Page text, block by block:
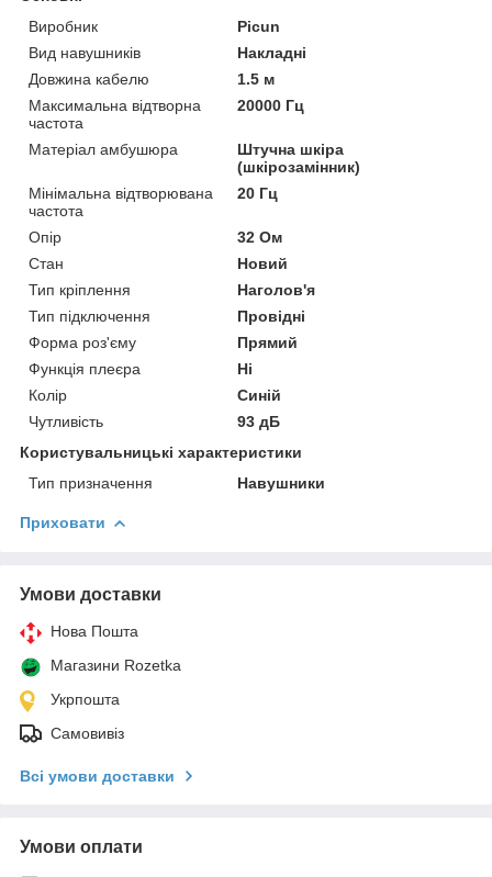
Виробник
Picun
Вид навушників
Накладні
Довжина кабелю
1.5 м
Максимальна відтворна
частота
20000 Гц
Матеріал амбушюра
Штучна шкіра
(шкірозамінник)
Мінімальна відтворювана
частота
20 Гц
Опір
32 Ом
Стан
Новий
Тип кріплення
Наголов'я
Тип підключення
Провідні
Форма роз'єму
Прямий
Функція плеєра
Ні
Колір
Синій
Чутливість
93 дБ
Користувальницькі характеристики
Тип призначення
Навушники
Приховати
Умови доставки
Нова Пошта
Магазини Rozetka
Укрпошта
Самовивіз
Всі умови доставки
Умови оплати